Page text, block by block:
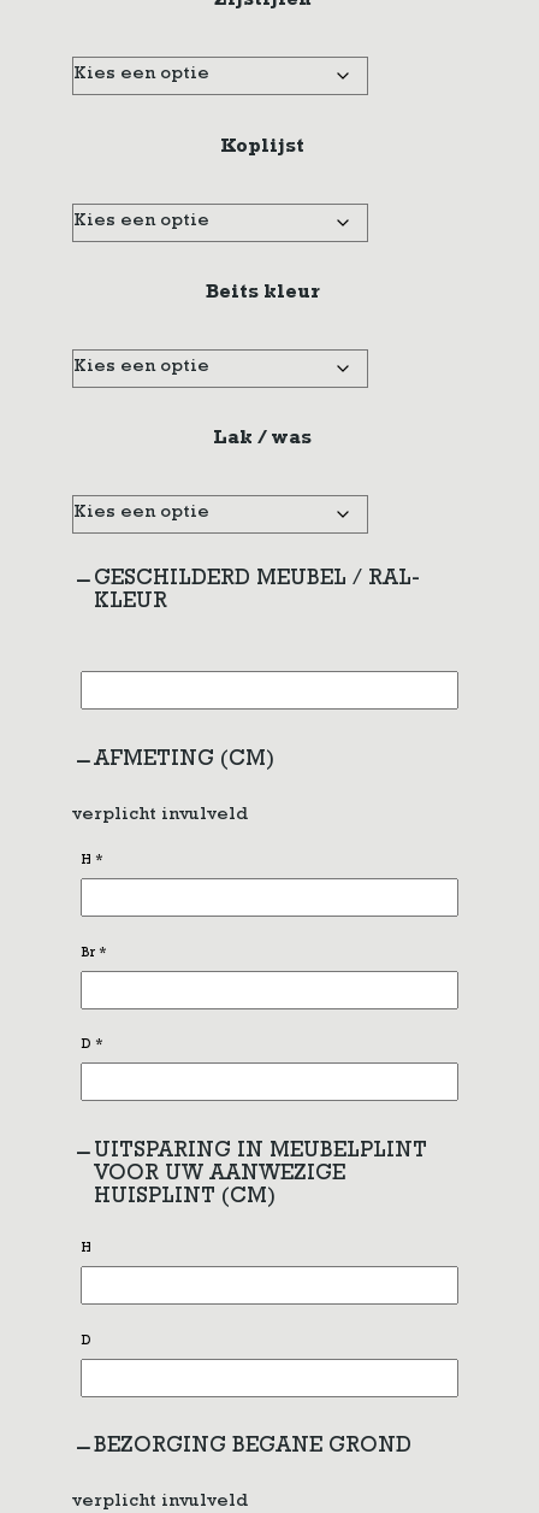
Koplijst
Beits kleur
Lak / was
GESCHILDERD MEUBEL / RAL-
KLEUR
AFMETING (CM)
verplicht invulveld
H *
Br *
D *
UITSPARING IN MEUBELPLINT
VOOR UW AANWEZIGE
HUISPLINT (CM)
H
D
BEZORGING BEGANE GROND
verplicht invulveld